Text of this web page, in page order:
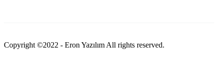
Copyright ©2022 - Eron Yazılım All rights reserved.